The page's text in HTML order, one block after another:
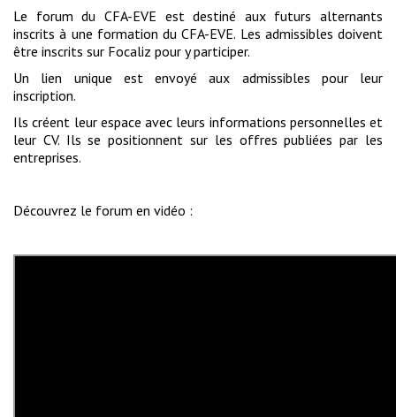
Le forum du CFA-EVE est destiné aux futurs alternants
inscrits à une formation du CFA-EVE. Les admissibles doivent
être inscrits sur Focaliz pour y participer.
Un lien unique est envoyé aux admissibles pour leur
inscription.
Ils créent leur espace avec leurs informations personnelles et
leur CV. Ils se positionnent sur les offres publiées par les
entreprises.
Découvrez le forum en vidéo :